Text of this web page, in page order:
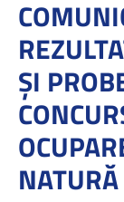
ŞI